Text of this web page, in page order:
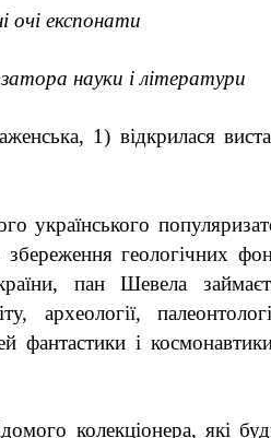
експонати
науки і літератури
1) відкрилася
українського
геологічних
пан Шевела
археології,
фантастики і
колекціонера, які